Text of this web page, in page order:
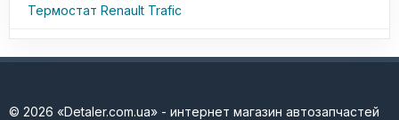
Термостат Renault Trafic
© 2026 «Detaler.com.ua» - интернет магазин автозапчастей